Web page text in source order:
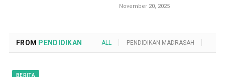
November 20, 2025
FROM PENDIDIKAN ALL PENDIDIKAN MADRASAH
BERITA